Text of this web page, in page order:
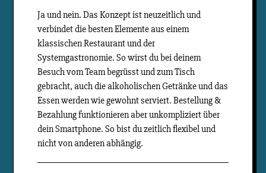
Ja und nein. Das Konzept ist neuzeitlich und
verbindet die besten Elemente aus einem
klassischen Restaurant und der
Systemgastronomie. So wirst du bei deinem
Besuch vom Team begrüsst und zum Tisch
gebracht, auch die alkoholischen Getränke und das
Essen werden wie gewohnt serviert. Bestellung &
Bezahlung funktionieren aber unkompliziert über
dein Smartphone. So bist du zeitlich flexibel und
nicht von anderen abhängig.